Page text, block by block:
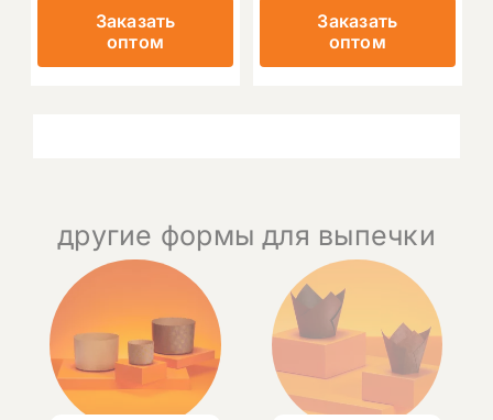
Заказать
оптом
Заказать
оптом
другие формы для выпечки